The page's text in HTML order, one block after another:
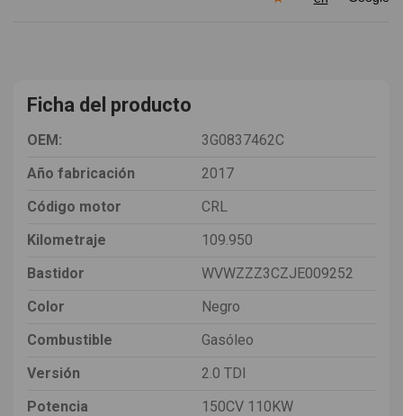
Ficha del producto
OEM:
3G0837462C
Año fabricación
2017
Código motor
CRL
Kilometraje
109.950
Bastidor
WVWZZZ3CZJE009252
Color
Negro
Combustible
Gasóleo
Versión
2.0 TDI
Potencia
150CV 110KW